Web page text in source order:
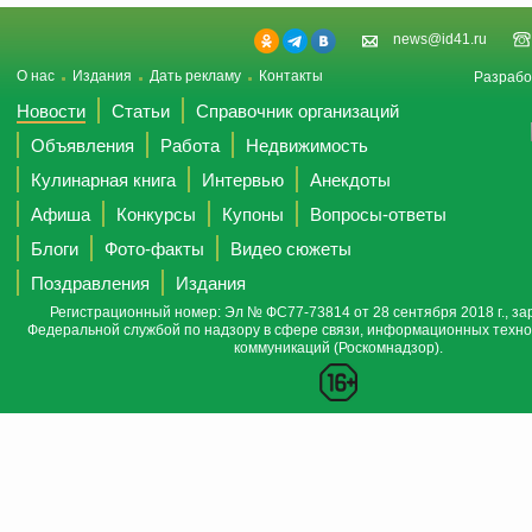
news@id41.ru
О нас Издания Дать рекламу Контакты
Новости Статьи
Справочник организаций
Объявления
Работа
Недвижимость
Кулинарная книга
Интервью
Анекдоты
Афиша
Конкурсы Купоны
Вопросы-ответы
Блоги
Фото-факты
Видео сюжеты
Поздравления
Издания
Регистрационный номер: Эл № ФС77-73814 от 28 сентября 2018 г.,
Федеральной службой по надзору в сфере связи, информационных
коммуникаций (Роскомнадзор).